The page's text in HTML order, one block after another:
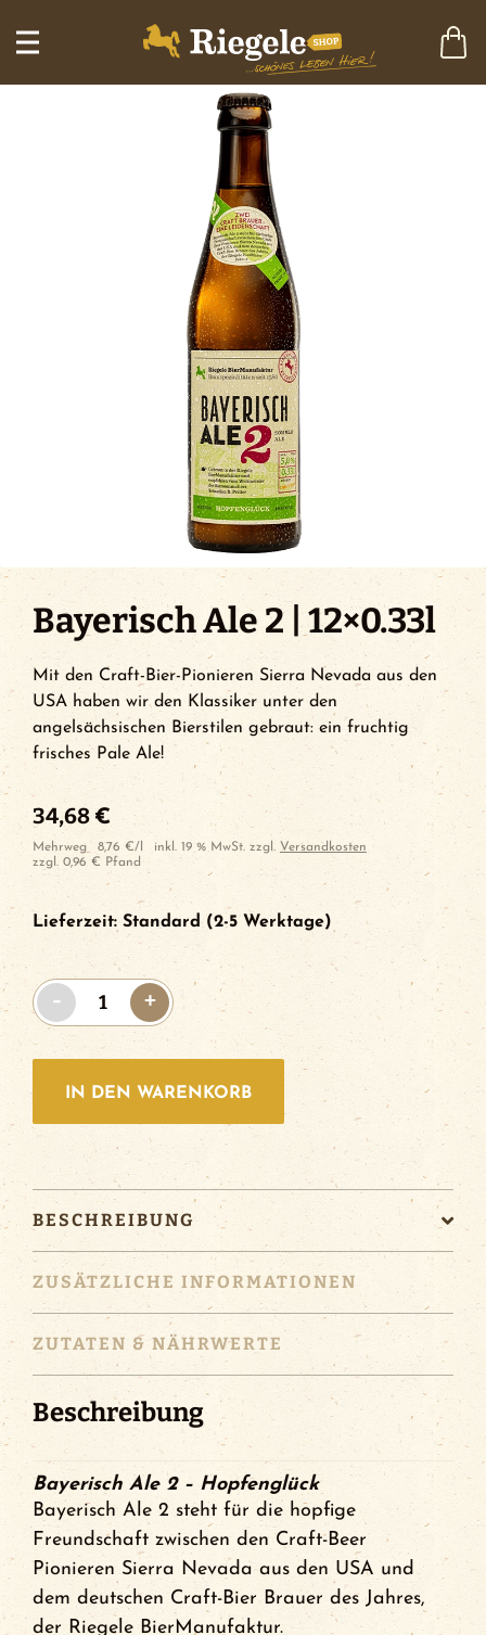
Bayerisch Ale 2 | 12×0.33l
34,68 €
Mehrweg 8,76 €/ inkl. 19 % MwSt. zzgl. Versandkosten
zzgl. 0,96 € Pfand
Mit den Craft-Bier-Pionieren Sierra Nevada aus den
USA haben wir den Klassiker unter den
angelsächsischen Bierstilen gebraut: ein fruchtig
frisches Pale Ale!
Lieferzeit: Standard (2-5 Werktage)
+
-
Bayerisch
Ale
2
12x0.33l
Menge
IN DEN WARENKORB
BESCHREIBUNG
ZUSÄTZLICHE INFORMATIONEN
ZUTATEN & NÄHRWERTE
Beschreibung
Bayerisch Ale 2 – Hopfenglück
Bayerisch Ale 2 steht für die hopfige
Freundschaft zwischen den Craft-Beer
Pionieren Sierra Nevada aus den USA und
dem deutschen Craft-Bier Brauer des Jahres,
der Riegele BierManufaktur.